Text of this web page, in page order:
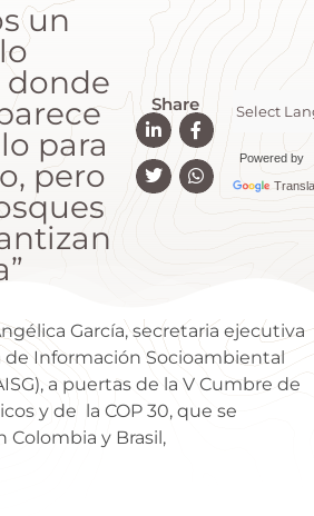
un
para
pero
Share
Powered by
García, secretaria ejecutiva
de Información Socioambiental
a puertas de la V Cumbre de
y de la COP 30, que se
Colombia y Brasil,